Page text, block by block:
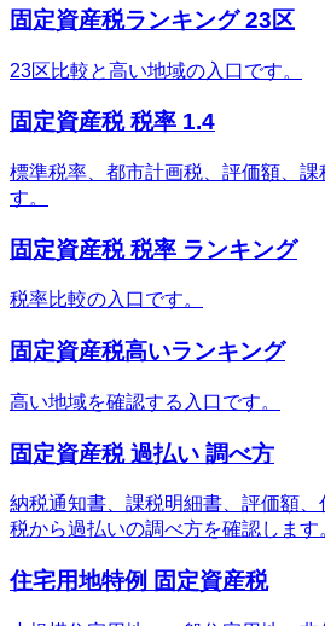
固定資産税ランキング 23区
23区比較と高い地域の入口です。
固定資産税 税率 1.4
標準税率、都市計画税、評価額、課
す。
固定資産税 税率 ランキング
税率比較の入口です。
固定資産税高いランキング
高い地域を確認する入口です。
固定資産税 過払い 調べ方
納税通知書、課税明細書、評価額
税から過払いの調べ方を確認します
住宅用地特例 固定資産税